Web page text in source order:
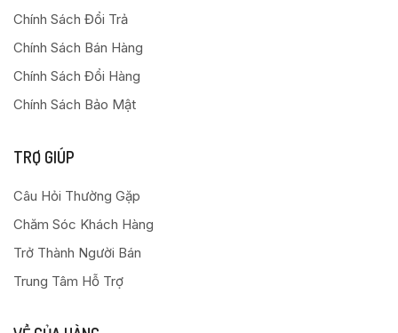
Chính Sách Đổi Trả
Chính Sách Bán Hàng
Chính Sách Đổi Hàng
Chính Sách Bảo Mật
TRỢ GIÚP
Câu Hỏi Thường Gặp
Chăm Sóc Khách Hàng
Trở Thành Người Bán
Trung Tâm Hỗ Trợ